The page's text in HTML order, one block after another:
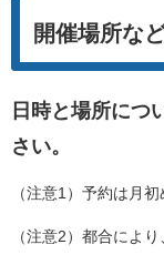
開催場所な
日時と場所につ
さい。
（注意1）予約は月
（注意2）都合によ